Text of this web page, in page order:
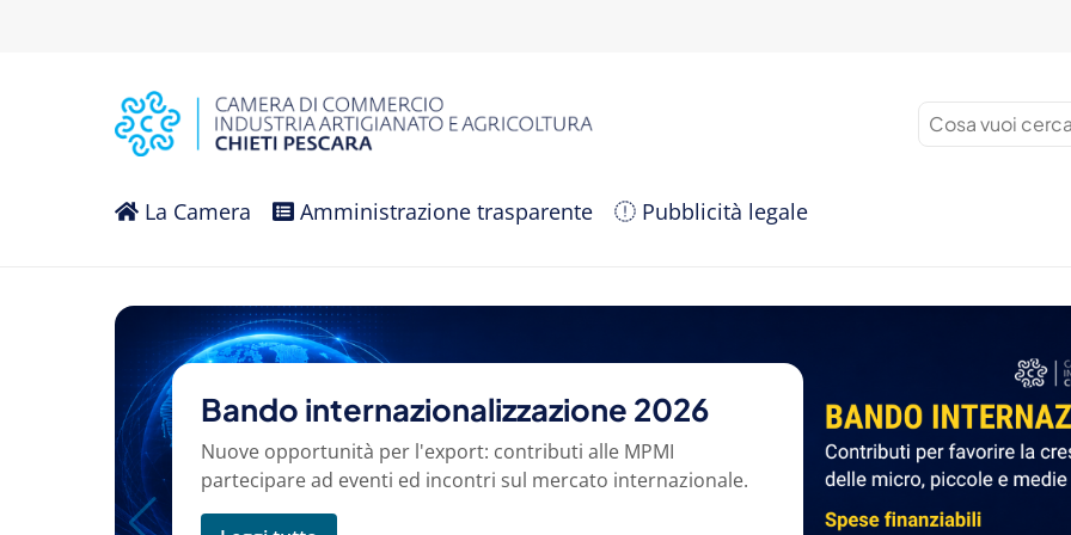
La Camera Amministrazione trasparente Pubblicità legale
Bando internazionalizzazione 2026
Nuove opportunità per l'export: contributi alle MPMI
partecipare ad eventi ed incontri sul mercato internazionale.